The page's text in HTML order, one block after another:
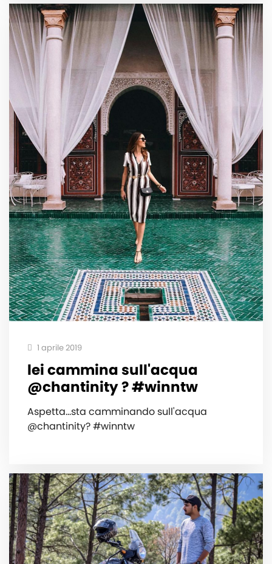
1 aprile 2019
lei cammina sull'acqua
@chantinity ? #winntw
Aspetta...sta camminando sull'acqua
@chantinity? #winntw